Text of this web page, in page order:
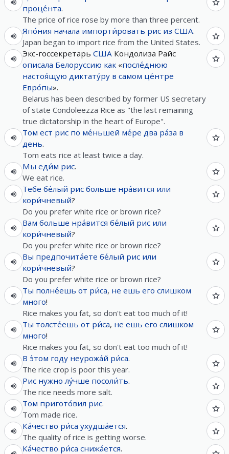
проце́нта.
The price of rice rose by more than three percent.
Япо́ния начала импорти́ровать рис из США.
Japan began to import rice from the United States.
Экс-госсекретарь США Кондолиза Райс
описала Белоруссию как «после́днюю
настоя́щую диктату́ру в самом це́нтре
Евро́пы».
Belarus has been described by former US secretary
of state Condoleezza Rice as "the last remaining
true dictatorship in the heart of Europe".
Том ест рис по ме́ньшей ме́ре два ра́за в
день.
Tom eats rice at least twice a day.
Мы еди́м рис.
We eat rice.
Тебе бе́лый рис больше нра́вится или
кори́чневый?
Do you prefer white rice or brown rice?
Вам больше нра́вится бе́лый рис или
кори́чневый?
Do you prefer white rice or brown rice?
Вы предпочита́ете бе́лый рис или
кори́чневый?
Do you prefer white rice or brown rice?
Ты полне́ешь от ри́са, не ешь его слишком
много!
Rice makes you fat, so don't eat too much of it!
Ты толсте́ешь от ри́са, не ешь его слишком
много!
Rice makes you fat, so don't eat too much of it!
В э́том году неурожа́й ри́са.
The rice crop is poor this year.
Рис нужно лу́чше посоли́ть.
The rice needs more salt.
Том пригото́вил рис.
Tom made rice.
Ка́чество ри́са ухудша́ется.
The quality of rice is getting worse.
Ка́чество ри́са снижа́ется.